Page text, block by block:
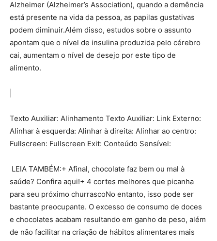
Alzheimer (Alzheimer’s Association), quando a demência
está presente na vida da pessoa, as papilas gustativas
podem diminuir.Além disso, estudos sobre o assunto
apontam que o nível de insulina produzida pelo cérebro
cai, aumentam o nível de desejo por este tipo de
alimento.
Texto Auxiliar: Alinhamento Texto Auxiliar: Link Externo:
Alinhar à esquerda: Alinhar à direita: Alinhar ao centro:
Fullscreen: Fullscreen Exit: Conteúdo Sensível:
LEIA TAMBÉM:+ Afinal, chocolate faz bem ou mal à
saúde? Confira aqui!+ 4 cortes melhores que picanha
para seu próximo churrascoNo entanto, isso pode ser
bastante preocupante. O excesso de consumo de doces
e chocolates acabam resultando em ganho de peso, além
de não facilitar na criação de hábitos alimentares mais